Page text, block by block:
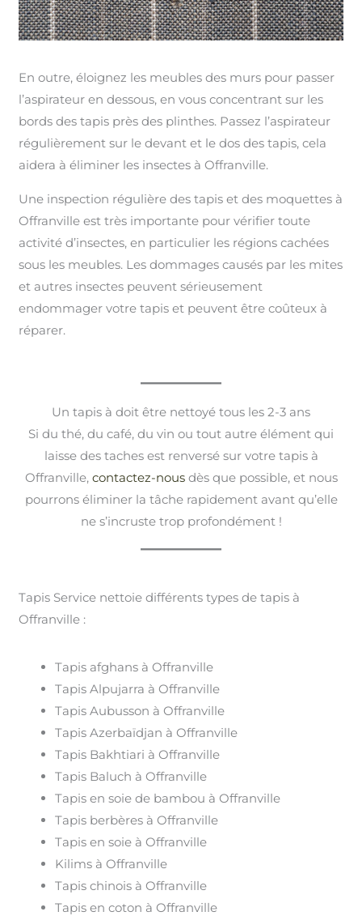
En outre, éloignez les meubles des murs pour passer
l’aspirateur en dessous, en vous concentrant sur les
bords des tapis près des plinthes. Passez l’aspirateur
régulièrement sur le devant et le dos des tapis, cela
aidera à éliminer les insectes à Offranville.
Une inspection régulière des tapis et des moquettes à
Offranville est très importante pour vérifier toute
activité d’insectes, en particulier les régions cachées
sous les meubles. Les dommages causés par les mites
et autres insectes peuvent sérieusement
endommager votre tapis et peuvent être coûteux à
réparer.
Un tapis à doit être nettoyé tous les 2-3 ans
Si du thé, du café, du vin ou tout autre élément qui
laisse des taches est renversé sur votre tapis à
Offranville, contactez-nousdès que possible, et nous
pourrons éliminer la tâche rapidement avant qu’elle
ne s’incruste trop profondément !
Tapis Service nettoie différents types de tapis à
Offranville :
Tapis afghans à Offranville
Tapis Alpujarra à Offranville
Tapis Aubusson à Offranville
Tapis Azerbaïdjan à Offranville
Tapis Bakhtiari à Offranville
Tapis Baluch à Offranville
Tapis en soie de bambou à Offranville
Tapis berbères à Offranville
Tapis en soie à Offranville
Kilims à Offranville
Tapis chinois à Offranville
Tapis en coton à Offranville